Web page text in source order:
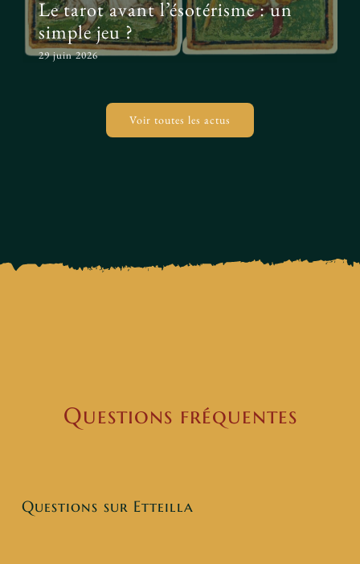
Le tarot avant l’ésotérisme : un
simple jeu ?
29 juin 2026
Voir toutes les actus
Questions fréquentes
Questions sur Etteilla